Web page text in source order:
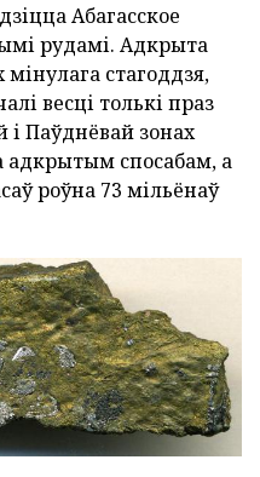
Абагасское
рудамі. Адкрыта
стагоддзя,
весці толькі праз
і Паўднёвай зонах
адкрытым спосабам, а
роўна 73 мільёнаў